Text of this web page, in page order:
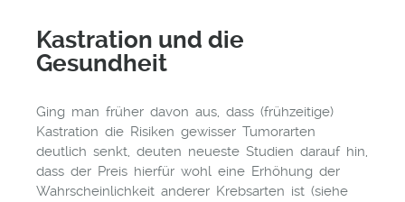
Kastration und die
Gesundheit
Ging man früher davon aus, dass (frühzeitige)
Kastration die Risiken gewisser Tumorarten
deutlich senkt, deuten neueste Studien darauf hin,
dass der Preis hierfür wohl eine Erhöhung der
Wahrscheinlichkeit anderer Krebsarten ist (siehe